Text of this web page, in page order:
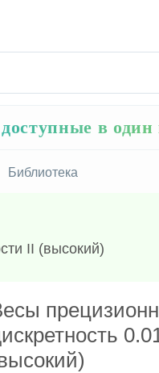
в
Библиотека
II (высокий)